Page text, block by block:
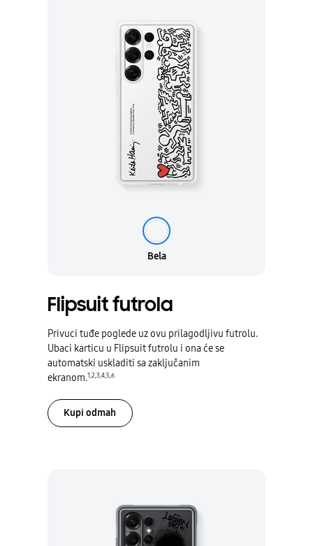
Flipsuit futrola
Privuci tuđe poglede uz ovu prilagodljivu futrolu.
Ubaci karticu u Flipsuit futrolu i ona će se
automatski uskladiti sa zaključanim
ekranom.1 2 3 4 5 6
Kupi odmah
Bela